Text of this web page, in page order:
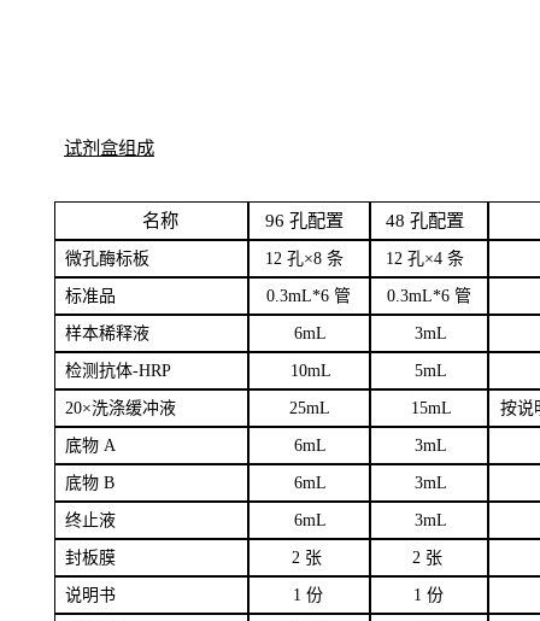
试剂盒组成
名称 96 孔配置 48 孔配置
微孔酶标板 12 孔×8 条 12 孔×4 条
标准品 0.3mL*6 管 0.3mL*6 管
样本稀释液 6mL 3mL
检测抗体-HRP 10mL 5mL
20×洗涤缓冲液 25mL 15mL 按说
底物A 6mL 3mL
底物B 6mL 3mL
终止液 6mL 3mL
封板膜 2 张 2 张
说明书 1 份 1 份